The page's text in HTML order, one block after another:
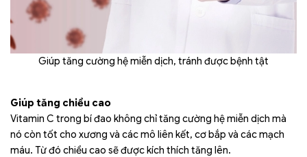
Giúp tăng cường hệ miễn dịch, tránh được bệnh tật
Giúp tăng chiều cao
Vitamin C trong bí đao không chỉ tăng cường hệ miễn dịch mà
nó còn tốt cho xương và các mô liên kết, cơ bắp và các mạch
máu. Từ đó chiều cao sẽ được kích thích tăng lên.